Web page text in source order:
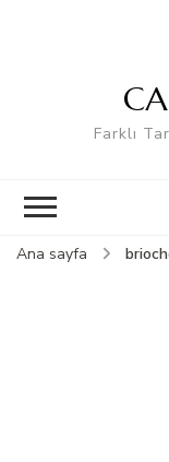
Farklı
Ana sayfa